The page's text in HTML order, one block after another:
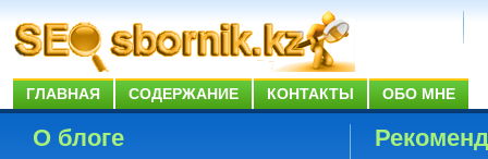
ГЛАВНАЯ СОДЕРЖАНИЕ КОНТАКТЫ ОБО МНЕ
О блоге